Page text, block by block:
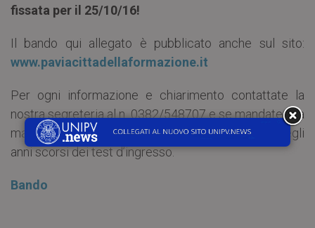
fissata per il 25/10/16!
Il bando qui allegato è pubblicato anche sul sito:
www.paviacittadellaformazione.it
Per ogni informazione e chiarimento contattate la
nostra segreteria al n. 0382/548707 e se mandate una
mail di richiesta vi verranno forniti gli esempi degli
anni scorsi dei test d’ingresso.
Bando